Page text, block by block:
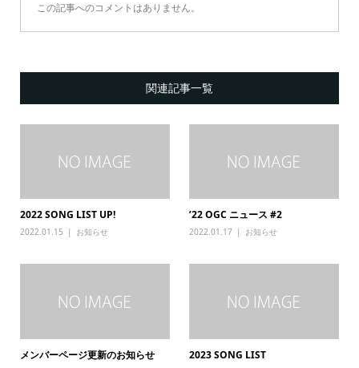
この記事へのコメントはありません。
関連記事一覧
2022 SONG LIST UP!
2022.01.15 お知らせ
’22 OGC ニュース #2
2022.01.17 お知らせ
メンバーページ更新のお知らせ 2023 SONG LIST